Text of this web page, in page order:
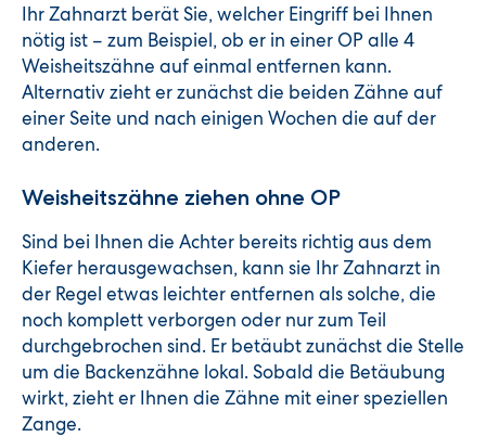
Ihr Zahnarzt berät Sie, welcher Eingriff bei Ihnen
nötig ist – zum Beispiel, ob er in einer OP alle 4
Weisheitszähne auf einmal entfernen kann.
Alternativ zieht er zunächst die beiden Zähne auf
einer Seite und nach einigen Wochen die auf der
anderen.
Weisheitszähne ziehen ohne OP
Sind bei Ihnen die Achter bereits richtig aus dem
Kiefer herausgewachsen, kann sie Ihr Zahnarzt in
der Regel etwas leichter entfernen als solche, die
noch komplett verborgen oder nur zum Teil
durchgebrochen sind. Er betäubt zunächst die Stelle
um die Backenzähne lokal. Sobald die Betäubung
wirkt, zieht er Ihnen die Zähne mit einer speziellen
Zange.